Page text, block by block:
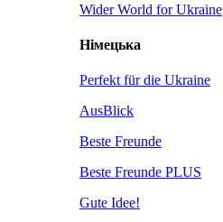
Wider World for Ukraine
Німецька
Perfekt für die Ukraine
AusBlick
Beste Freunde
Beste Freunde PLUS
Gute Idee!